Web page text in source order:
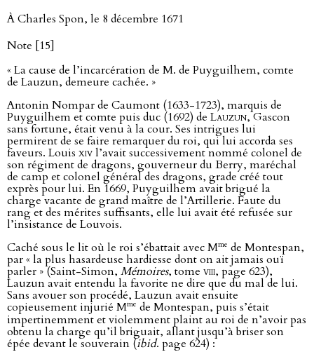
À Charles Spon, le 8 décembre 1671
Note [15]
« La cause de l’incarcération de M. de Puyguilhem, comte
de Lauzun, demeure cachée. »
Antonin Nompar de Caumont (1633-1723), marquis de
Puyguilhem et comte puis duc (1692) de Lauzun, Gascon
sans fortune, était venu à la cour. Ses intrigues lui
permirent de se faire remarquer du roi, qui lui accorda ses
faveurs. Louis xivl’avait successivement nommé colonel de
son régiment de dragons, gouverneur du Berry, maréchal
de camp et colonel général des dragons, grade créé tout
exprès pour lui. En 1669, Puyguilhem avait brigué la
charge vacante de grand maître de l’Artillerie. Faute du
rang et des mérites suffisants, elle lui avait été refusée sur
l’insistance de Louvois.
Caché sous le lit où le roi s’ébattait avec Mme de Montespan,
par « la plus hasardeuse hardiesse dont on ait jamais ouï
parler » (Saint-Simon, Mémoires, tome viii, page 623),
Lauzun avait entendu la favorite ne dire que du mal de lui.
Sans avouer son procédé, Lauzun avait ensuite
copieusement injurié Mme de Montespan, puis s’était
impertinemment et violemment plaint au roi de n’avoir pas
obtenu la charge qu’il briguait, allant jusqu’à briser son
épée devant le souverain (ibid. page 624) :